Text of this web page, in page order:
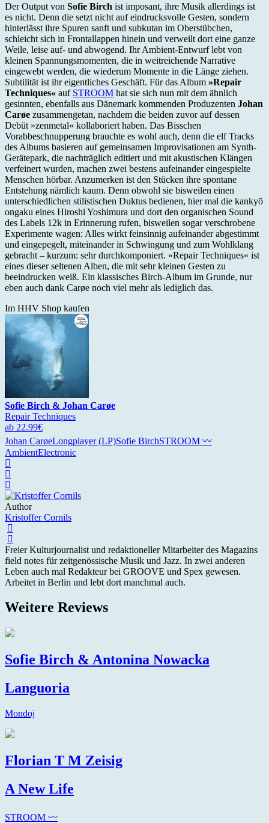
Der Output von Sofie Birch ist imposant, ihre Musik allerdings ist
es nicht. Denn die setzt nicht auf eindrucksvolle Gesten, sondern
hinterlässt ihre Spuren sanft und subkutan im Oberstübchen,
schleicht sich in Frontallappen hinein und verweilt dort eine ganze
Weile, leise auf- und abwogend. Ihr Ambient-Entwurf lebt von
kleinen Spannungsmomenten, die in weitreichende Narrative
eingewebt werden, die wiederum Momente in die Länge ziehen.
Subtilität ist ihr eigentliches Geschäft. Für das Album »Repair
Techniques« auf STROOM hat sie sich nun mit dem ähnlich
gesinnten, ebenfalls aus Dänemark kommenden Produzenten Johan
Carøe zusammengetan, nachdem die beiden zuvor auf dessen
Debüt »zenmetal« kollaboriert haben. Das Bisschen
Vorabbeschnupperung brauchte es wohl auch, denn die elf Tracks
des Albums basieren auf gemeinsamen Improvisationen am Synth-
Gerätepark, die nachträglich editiert und mit akustischen Klängen
verfeinert wurden, machen zwei bestens aufeinander eingespielte
Menschen hörbar. Anzumerken ist den Stücken ihre spontane
Entstehung nämlich kaum. Denn obwohl sie bisweilen einen
unterschiedlichen stilistischen Duktus bedienen, hier mal die kankyō
ongaku eines Hiroshi Yoshimura und dort den organischen Sound
des Labels 12k in Erinnerung rufen, bisweilen sogar verschrobene
Experimente wagen: Alles wirkt feinsinnig aufeinander abgestimmt
und eingepegelt, miteinander in Schwingung und zum Wohlklang
gebracht – kurzum: sehr durchkomponiert. »Repair Techniques« ist
eines dieser seltenen Alben, die mit sehr kleinen Gesten zu
beeindrucken weiß. Ein klassisches Birch-Album im Grunde, nur
eben auch dank Carøe noch viel mehr als lediglich das.
Im HHV Shop kaufen
Sofie Birch & Johan Carøe
Repair Techniques
ab 22.99€
Johan CarøeLongplayer (LP)Sofie BirchSTROOM 〰
AmbientElectronic
Author
Kristoffer Cornils
Freier Kulturjournalist und redaktioneller Mitarbeiter des Magazins
field notes für zeitgenössische Musik und Jazz. In zwei anderen
Leben auch mal Redakteur bei GROOVE und Spex gewesen.
Arbeitet in Berlin und lebt dort manchmal auch.
Weitere Reviews
Sofie Birch & Antonina Nowacka
Languoria
Mondoj
Florian T M Zeisig
A New Life
STROOM 〰